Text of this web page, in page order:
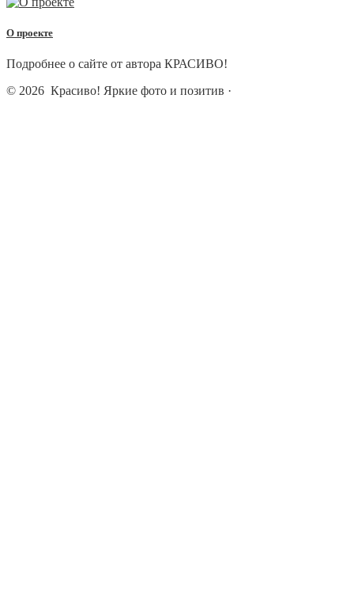
О проекте
Подробнее о сайте от автора КРАСИВО!
© 2026 Красиво! Яркие фото и позитив ·